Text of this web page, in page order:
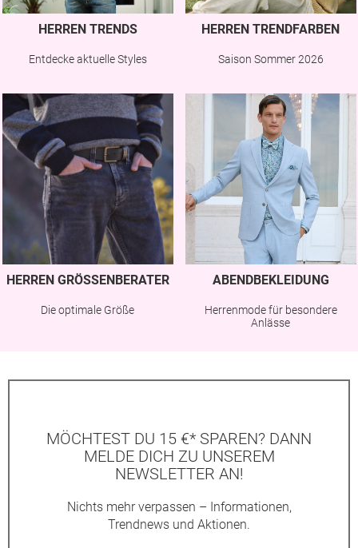
HERREN TRENDS
Entdecke aktuelle Styles
HERREN TRENDFARBEN
Saison Sommer 2026
HERREN GRÖSSENBERATER
Die optimale Größe
ABENDBEKLEIDUNG
Herrenmode für besondere
Anlässe
MÖCHTEST DU 15 €* SPAREN? DANN
MELDE DICH ZU UNSEREM
NEWSLETTER AN!
Nichts mehr verpassen – Informationen,
Trendnews und Aktionen.